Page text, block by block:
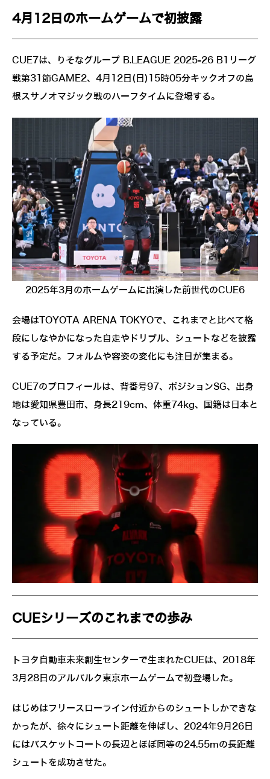
4月12日のホームゲームで初披露
CUE7は、りそなグループ B.LEAGUE 2025-26 B1リーグ
戦第31節GAME2、4月12日(日)15時05分キックオフの島
根スサノオマジック戦のハーフタイムに登場する。
2025年3月のホームゲームに出演した前世代のCUE6
会場はTOYOTA ARENA TOKYOで、これまでと比べて格
段にしなやかになった自走やドリブル、シュートなどを披露
する予定だ。フォルムや容姿の変化にも注目が集まる。
CUE7のプロフィールは、背番号97、ポジションSG、出身
地は愛知県豊田市、身長219cm、体重74kg、国籍は日本と
なっている。
CUEシリーズのこれまでの歩み
トヨタ自動車未来創生センターで生まれたCUEは、2018年
3月28日のアルバルク東京ホームゲームで初登場した。
はじめはフリースローライン付近からのシュートしかできな
かったが、徐々にシュート距離を伸ばし、2024年9月26日
にはバスケットコートの長辺とほぼ同等の24.55mの長距離
シュートを成功させた。